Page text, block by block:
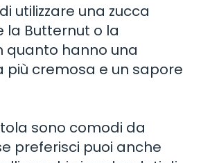
utilizzare una zucca
la Butternut o la
quanto hanno una
più cremosa e un sapore
sono comodi da
preferisci puoi anche